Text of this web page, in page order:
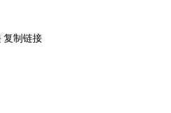
复制链接